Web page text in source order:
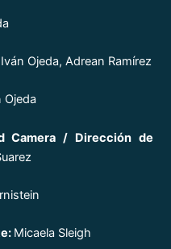
Ojeda, Adrean Ramírez
Ojeda
Camera / Dirección de
Micaela Sleigh